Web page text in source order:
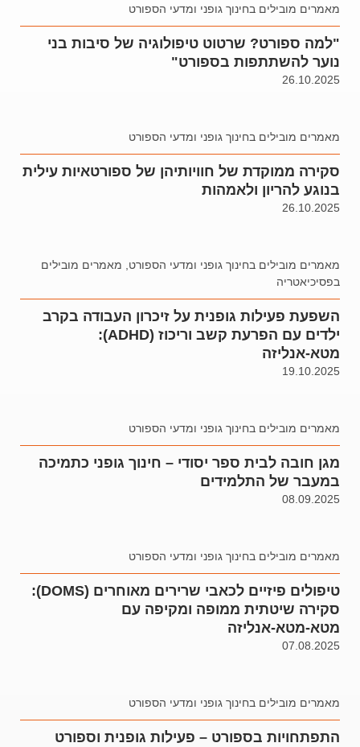
מאמרים מובילים בחינוך גופני ומדעי הספורט
"למה ספורט? שרטוט טיפולוגיה של סיבות בני
נוער להשתתפות בספורט"
26.10.2025
מאמרים מובילים בחינוך גופני ומדעי הספורט
סקירה ממוקדת של חוויותיהן של ספורטאיות עילית
בנוגע להריון ולאמהות
26.10.2025
מאמרים מובילים בחינוך גופני ומדעי הספורט, מאמרים מובילים
בפסיכיאטריה
השפעת פעילות גופנית על זיכרון העבודה בקרב
ילדים עם הפרעת קשב וריכוז (ADHD):
מטא-אנליזה
19.10.2025
מאמרים מובילים בחינוך גופני ומדעי הספורט
מגן חובה לבית ספר יסודי – חינוך גופני כתמיכה
במעבר של התלמידים
08.09.2025
מאמרים מובילים בחינוך גופני ומדעי הספורט
טיפולים פיזיים לכאבי שרירים מאוחרים (DOMS):
סקירה שיטתית ממופה ומקיפה עם
מטא-מטא-אנליזה
07.08.2025
מאמרים מובילים בחינוך גופני ומדעי הספורט
התפתחויות בספורט – פעילות גופנית וספורט